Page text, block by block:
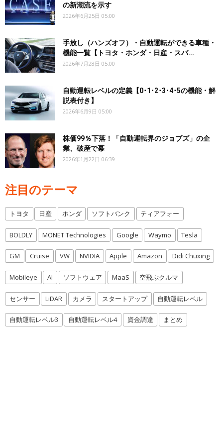
の新潮流を示す
2026年6月25日 05:00
手放し（ハンズオフ）・自動運転ができる車種・
機能一覧【トヨタ・ホンダ・日産・スバ...
2026年7月28日 05:00
自動運転レベルの定義【0･1･2･3･4･5の機能・解
説表付き】
2026年6月9日 05:00
株価99％下落！「自動運転界のジョブズ」の企
業、破産で幕
2026年1月22日 06:39
注目のテーマ
トヨタ 日産 ホンダ ソフトバンク ティアフォー
BOLDLY MONET Technologies Google Waymo Tesla
GM Cruise VW NVIDIA Apple Amazon Didi Chuxing
Mobileye AI ソフトウェア MaaS 空飛ぶクルマ
センサー LiDAR カメラ スタートアップ 自動運転レベル
自動運転レベル3 自動運転レベル4 資金調達 まとめ